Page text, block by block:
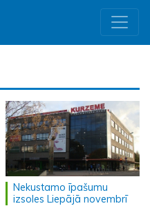
Nekustamo īpašumu
izsoles Liepājā novembrī